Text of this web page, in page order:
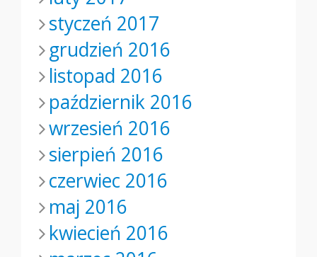
styczeń 2017
grudzień 2016
listopad 2016
październik 2016
wrzesień 2016
sierpień 2016
czerwiec 2016
maj 2016
kwiecień 2016